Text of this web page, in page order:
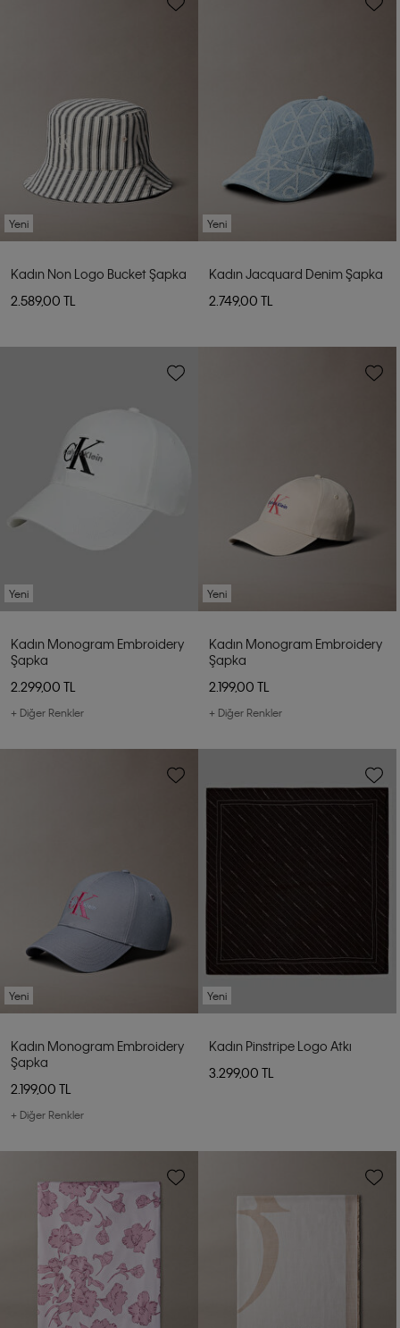
Yeni
Kadın Non Logo Bucket Şapka
2.589,00 TL
Yeni
Kadın Jacquard Denim Şapka
2.749,00 TL
Yeni
Kadın Monogram Embroidery
Şapka
2.299,00 TL
+ Diğer Renkler
Yeni
Kadın Monogram Embroidery
Şapka
2.199,00 TL
+ Diğer Renkler
Yeni
Kadın Monogram Embroidery
Şapka
2.199,00 TL
+ Diğer Renkler
Yeni
Kadın Pinstripe Logo Atkı
3.299,00 TL